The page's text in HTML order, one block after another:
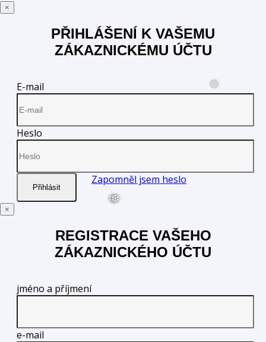
×
PŘIHLÁŠENÍ K VAŠEMU
ZÁKAZNICKÉMU ÚČTU
E-mail
Heslo
Přihlásit
Zapomněl jsem heslo
×
REGISTRACE VAŠEHO
ZÁKAZNICKÉHO ÚČTU
jméno a příjmení
e-mail
❆
❅
❆